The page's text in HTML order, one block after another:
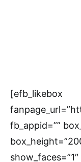
[efb_likebox
fb_appid=””